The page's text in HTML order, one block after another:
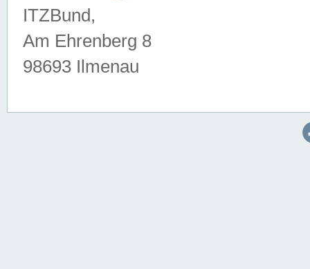
ITZBund,
Am Ehrenberg 8
98693 Ilmenau